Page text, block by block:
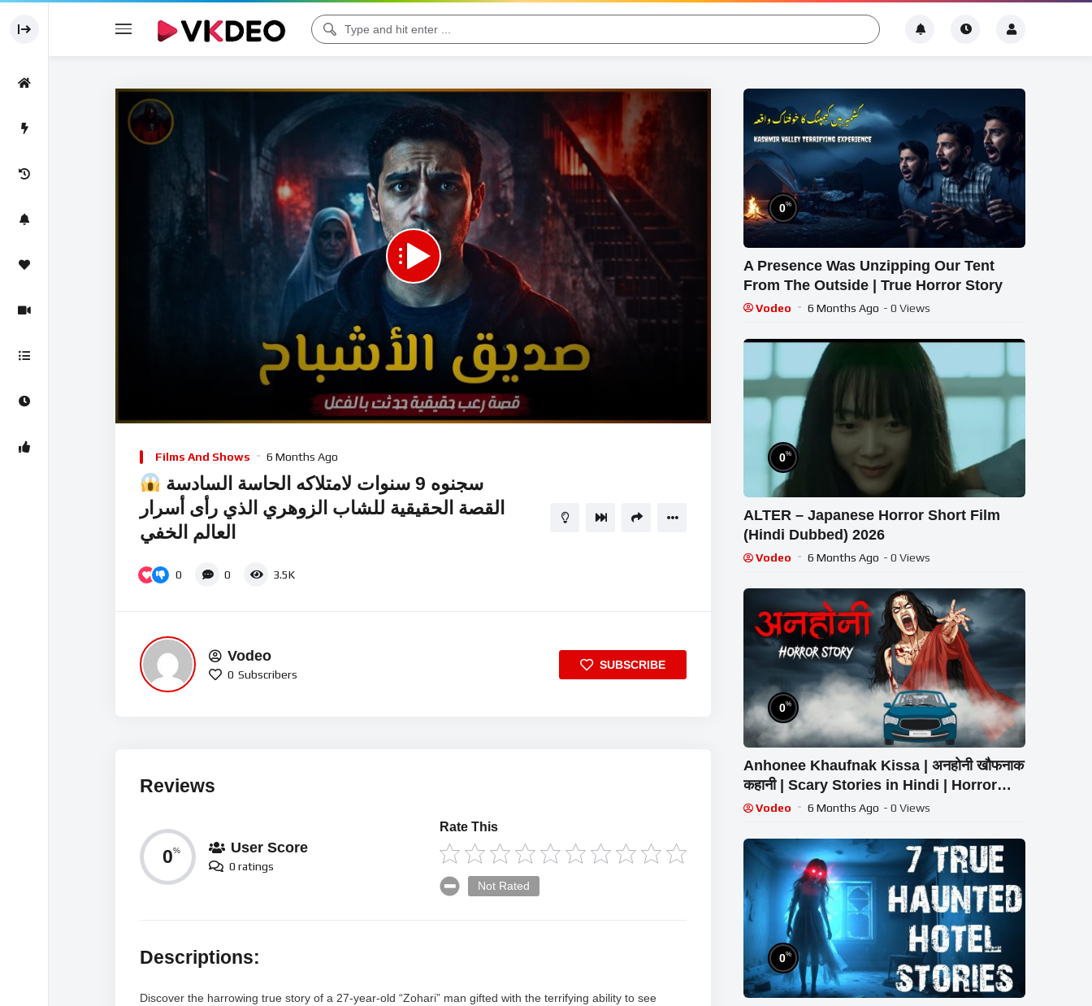
Player
Code 150: Unknown error.
Download File: https://www.youtube.com/watch?v=O1O1iAza3iQ
Films And Shows 6 Months Ago
سجنوه 9 سنوات لامتلاكه الحاسة السادسة
القصة الحقيقية للشاب الزوهري الذي رأى أسرار
العالم الخفي
0 0 3.5K
Vodeo
0 Subscribers
SUBSCRIBE
Reviews
0% User Score
0 ratings
Rate This
Not Rated
Descriptions:
Discover the harrowing true story of a 27-year-old “Zohari” man gifted with the terrifying ability to see
0%
A Presence Was Unzipping Our Tent
From The Outside | True Horror Story
Vodeo 6 Months Ago - 0 Views
0%
ALTER – Japanese Horror Short Film
(Hindi Dubbed) 2026
Vodeo 6 Months Ago - 0 Views
0%
Anhonee Khaufnak Kissa | अनहोनी खौफनाक
कहानी | Scary Stories in Hindi | Horror
Homies | Animated Stories
Vodeo 6 Months Ago - 0 Views
0%